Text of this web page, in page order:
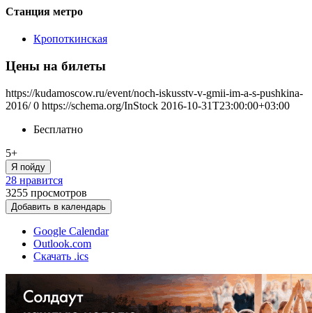
Станция метро
Кропоткинская
Цены на билеты
https://kudamoscow.ru/event/noch-iskusstv-v-gmii-im-a-s-pushkina-
2016/ 0 https://schema.org/InStock 2016-10-31T23:00:00+03:00
Бесплатно
5+
Я пойду
28 нравится
3255 просмотров
Добавить в календарь
Google Calendar
Outlook.com
Скачать .ics